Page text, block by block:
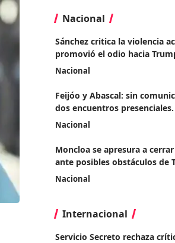
Nacional
Sánchez critica la violencia
promovió el odio hacia
Nacional
Feijóo y Abascal: sin
dos encuentros presenciales.
Nacional
Moncloa se apresura a
ante posibles obstáculos de
Nacional
Internacional
Servicio Secreto rechaza